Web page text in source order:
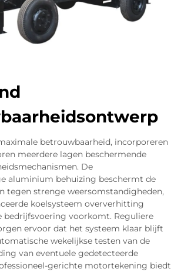
betrouwbaarheid, incorporeren
meerdere lagen beschermende
De
aluminium behuizing beschermt de
tegen strenge weersomstandigheden,
koelsysteem oververhitting
bedrijfsvoering voorkomt. Reguliere
ervoor dat het systeem klaar blijft
wekelijkse testen van de
van eventuele gedetecteerde
gerichte motortekening biedt